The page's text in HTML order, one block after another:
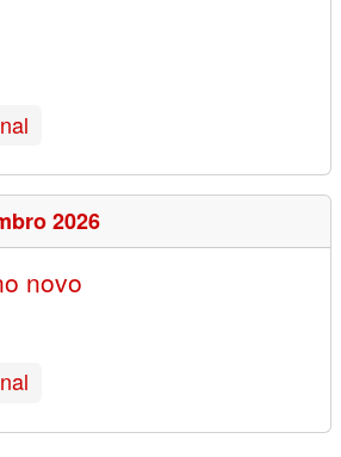
2026
novo